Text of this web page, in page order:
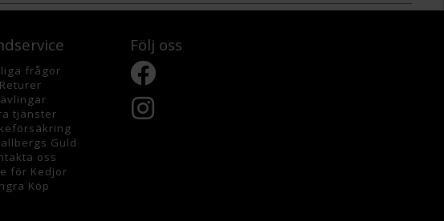
frågor
Returer
tjänster
Guld
oss
för Kedjor
Köp
Följ oss